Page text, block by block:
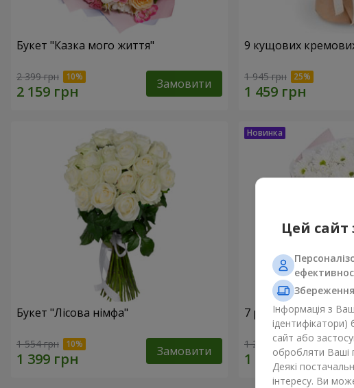
Букет "Казка мого життя"
2 399 грн Замовити
9 кущових
1 945 грн
Букет "Лісова німфа"
1 554 грн Замовити
7 ромашкових
1 293 грн
Цей сайт
Інформація з
сайт або
обробляти Ваші
Деякі
інтересу. Ви